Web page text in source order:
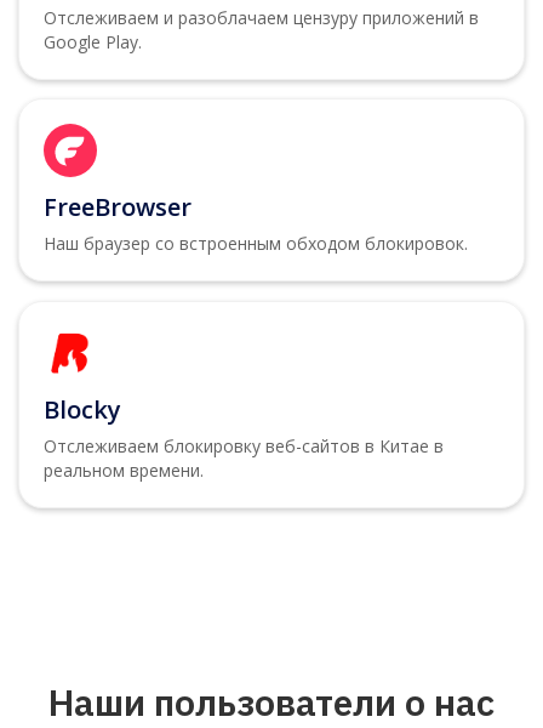
Отслеживаем и разоблачаем цензуру приложений в
Google Play.
FreeBrowser
Наш браузер со встроенным обходом блокировок.
Blocky
Отслеживаем блокировку веб-сайтов в Китае в
реальном времени.
Наши пользователи о нас